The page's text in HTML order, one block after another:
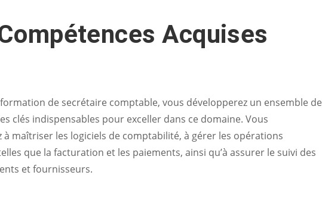
Acquises
de secrétaire comptable, vous développerez un ensemble de
clés indispensables pour exceller dans ce domaine. Vous
à maîtriser les logiciels de comptabilité, à gérer les opérations
que la facturation et les paiements, ainsi qu’à assurer le suivi des
et fournisseurs.